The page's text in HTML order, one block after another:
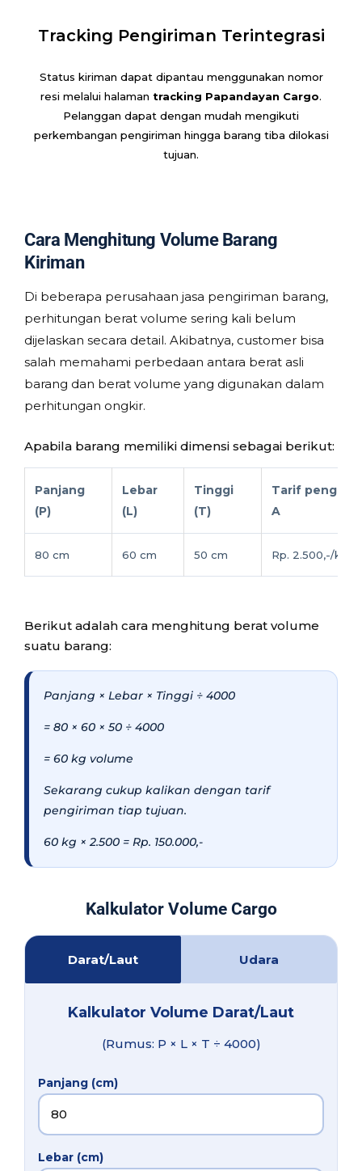
Tracking Pengiriman Terintegrasi
Status kiriman dapat dipantau menggunakan nomor
resi melalui halaman tracking Papandayan Cargo.
Pelanggan dapat dengan mudah mengikuti
perkembangan pengiriman hingga barang tiba dilokasi
tujuan.
Cara Menghitung Volume Barang
Kiriman
Di beberapa perusahaan jasa pengiriman barang,
perhitungan berat volume sering kali belum
dijelaskan secara detail. Akibatnya, customer bisa
salah memahami perbedaan antara berat asli
barang dan berat volume yang digunakan dalam
perhitungan ongkir.
Apabila barang memiliki dimensi sebagai berikut:
Panjang
(P)
Lebar
(L)
Tinggi
(T)
Tarif
A
80 cm 60 cm 50 cm Rp. 2.500,-/kg
Berikut adalah cara menghitung berat volume
suatu barang:
Panjang × Lebar × Tinggi ÷ 4000
= 80 × 60 × 50 ÷ 4000
= 60 kg volume
Sekarang cukup kalikan dengan tarif
pengiriman tiap tujuan.
60 kg × 2.500 = Rp. 150.000,-
Kalkulator Volume Cargo
Darat/Laut Udara
Kalkulator Volume Darat/Laut
(Rumus: P × L × T ÷ 4000)
Panjang (cm)
Lebar (cm)